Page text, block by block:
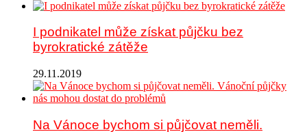
I podnikatel může získat půjčku bez
byrokratické zátěže
29.11.2019
Na Vánoce bychom si půjčovat neměli.